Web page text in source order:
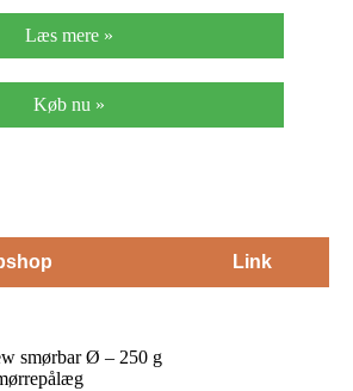
Læs mere »
Køb nu »
Link
smørbar Ø – 250 g